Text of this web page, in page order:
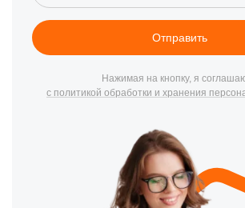
Отправить
Нажимая на кнопку, я
с политикой обработки и хранения